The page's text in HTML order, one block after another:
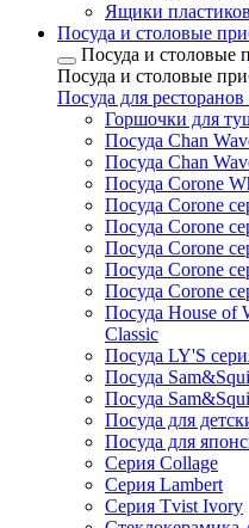
Ящики
Посуда и столовые
Посуда и столовые
Посуда и столовые
Посуда для
Горшочки для
Посуда Chan
Посуда Chan
Посуда Corone
Посуда Corone
Посуда Corone
Посуда Corone
Посуда Corone
Посуда Corone
Посуда House of
Classic
Посуда LY'S
Посуда
Посуда
Посуда для
Посуда для
Серия Collage
Серия Lambert
Серия Tvist Ivory